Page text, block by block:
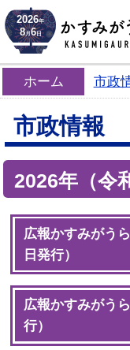
2026年
8月6日
ホーム 市政
市政情報
2026年（令
広報かすみがう
日発行）
広報かすみがう
行）